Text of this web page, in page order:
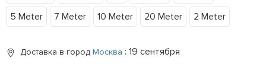
5 Meter
7 Meter 10 Meter 20 Meter 2 Meter
Доставка в город Москва : 19 сентября